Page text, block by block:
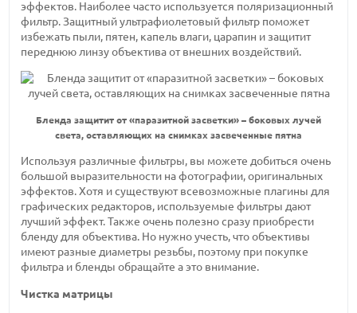
эффектов. Наиболее часто используется поляризационный
фильтр. Защитный ультрафиолетовый фильтр поможет
избежать пыли, пятен, капель влаги, царапин и защитит
переднюю линзу объектива от внешних воздействий.
Бленда защитит от «паразитной засветки» – боковых лучей
света, оставляющих на снимках засвеченные пятна
Используя различные фильтры, вы можете добиться очень
большой выразительности на фотографии, оригинальных
эффектов. Хотя и существуют всевозможные плагины для
графических редакторов, используемые фильтры дают
лучший эффект. Также очень полезно сразу приобрести
бленду для объектива. Но нужно учесть, что объективы
имеют разные диаметры резьбы, поэтому при покупке
фильтра и бленды обращайте а это внимание.
Чистка матрицы